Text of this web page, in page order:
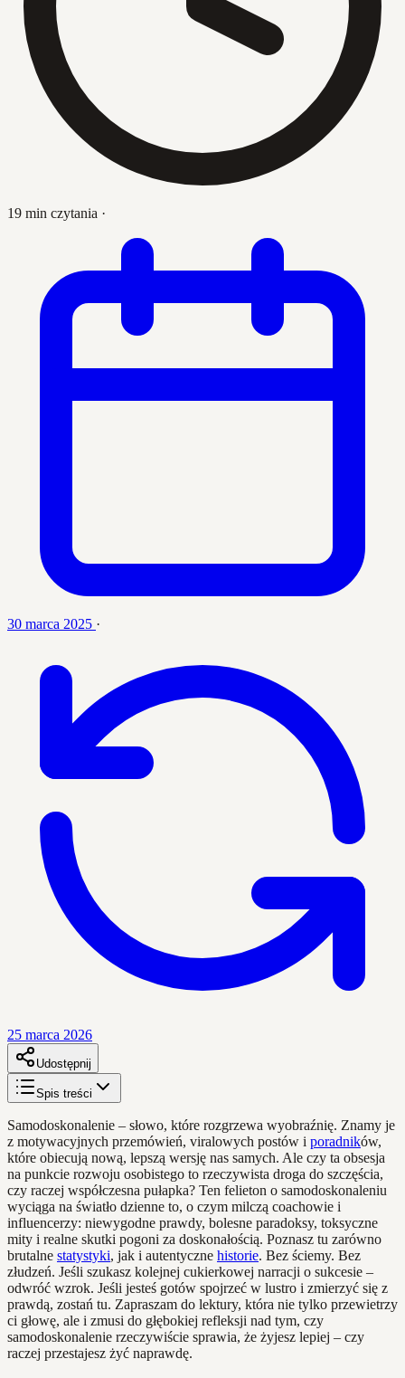
19 min czytania ·
30 marca 2025 ·
25 marca 2026
Udostępnij
Spis treści
Samodoskonalenie – słowo, które rozgrzewa wyobraźnię. Znamy je
z motywacyjnych przemówień, viralowych postów i poradników,
które obiecują nową, lepszą wersję nas samych. Ale czy ta obsesja
na punkcie rozwoju osobistego to rzeczywista droga do szczęścia,
czy raczej współczesna pułapka? Ten felieton o samodoskonaleniu
wyciąga na światło dzienne to, o czym milczą coachowie i
influencerzy: niewygodne prawdy, bolesne paradoksy, toksyczne
mity i realne skutki pogoni za doskonałością. Poznasz tu zarówno
brutalne statystyki, jak i autentyczne historie. Bez ściemy. Bez
złudzeń. Jeśli szukasz kolejnej cukierkowej narracji o sukcesie –
odwróć wzrok. Jeśli jesteś gotów spojrzeć w lustro i zmierzyć się z
prawdą, zostań tu. Zapraszam do lektury, która nie tylko przewietrzy
ci głowę, ale i zmusi do głębokiej refleksji nad tym, czy
samodoskonalenie rzeczywiście sprawia, że żyjesz lepiej – czy
raczej przestajesz żyć naprawdę.